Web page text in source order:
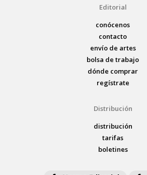
Editorial
conócenos
contacto
envío de artes
bolsa de trabajo
dónde comprar
regístrate
Distribución
distribución
tarifas
boletines